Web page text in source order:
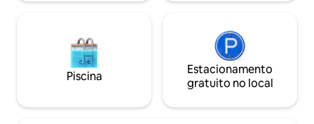
Piscina
Estacionamento
gratuito no local